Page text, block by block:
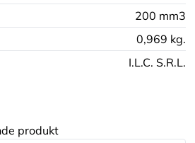
200 mm3
0,969 kg.
I.L.C. S.R.L.
produkt